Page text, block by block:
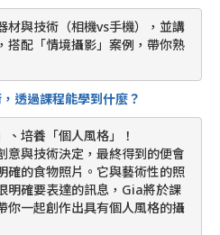
材與技術（相機vs手機），並講
搭配「情境攝影」案例，帶你熟
透過課程能學到什麼？
培養「個人風格」！
意與技術決定，最終得到的便會
確的食物照片。它與藝術性的照
明確要表達的訊息，Gia將於課
你一起創作出具有個人風格的攝